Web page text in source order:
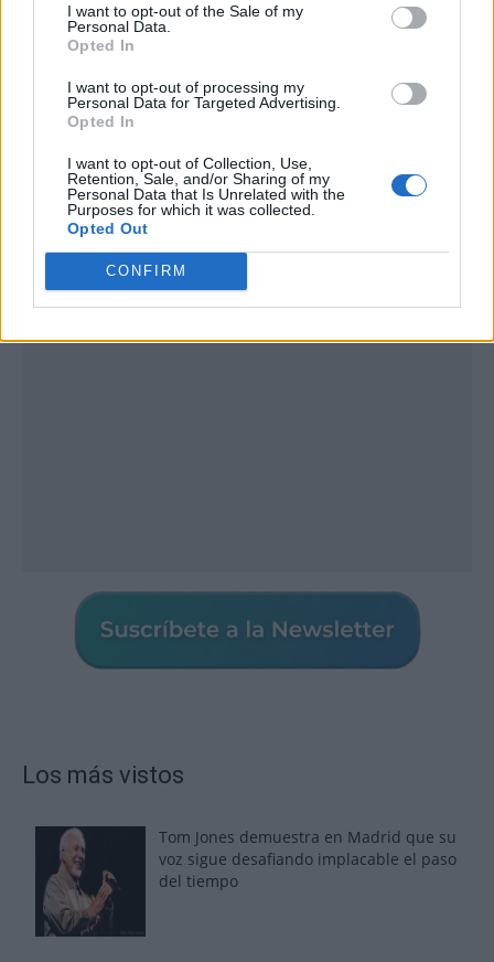
I want to opt-out of the Sale of my
Personal Data.
Opted In
I want to opt-out of processing my
Personal Data for Targeted Advertising.
Opted In
I want to opt-out of Collection, Use,
Retention, Sale, and/or Sharing of my
Personal Data that Is Unrelated with the
Purposes for which it was collected.
Opted Out
CONFIRM
Los más vistos
Tom Jones demuestra en Madrid que su
voz sigue desafiando implacable el paso
del tiempo